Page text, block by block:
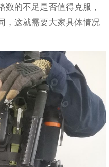
的不足是否值得克服，
，这就需要大家具体情况